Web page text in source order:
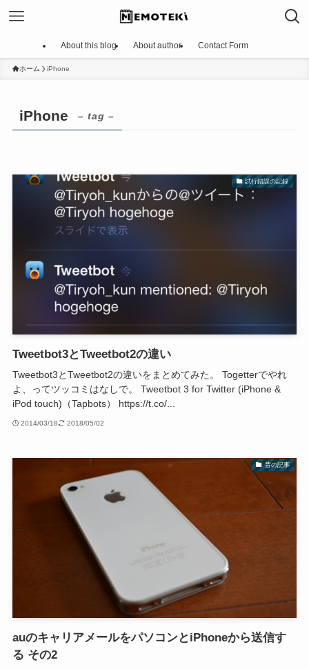
About this blog About author Contact Form
ホーム iPhone
iPhone – tag –
試行錯誤の記録
Tweetbot3とTweetbot2の違い
Tweetbot3とTweetbot2の違いをまとめてみた。 Togetterでやれ
よ、ってツッコミはなしで。 Tweetbot 3 for Twitter (iPhone &
iPod touch)（Tapbots） https://t.co/...
2014/03/18 2018/05/02
昔の記事
auのキャリアメールをパソコンとiPhoneから送信す
る その2